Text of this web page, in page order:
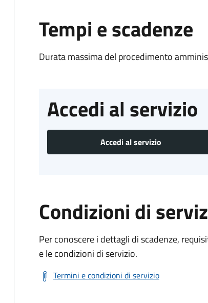
Tempi e scadenze
Durata massima del procedimento
Accedi al servizio
Accedi al servizio
Condizioni di
Per conoscere i dettagli di scadenze,
e le condizioni di servizio.
Termini e condizioni di servizio